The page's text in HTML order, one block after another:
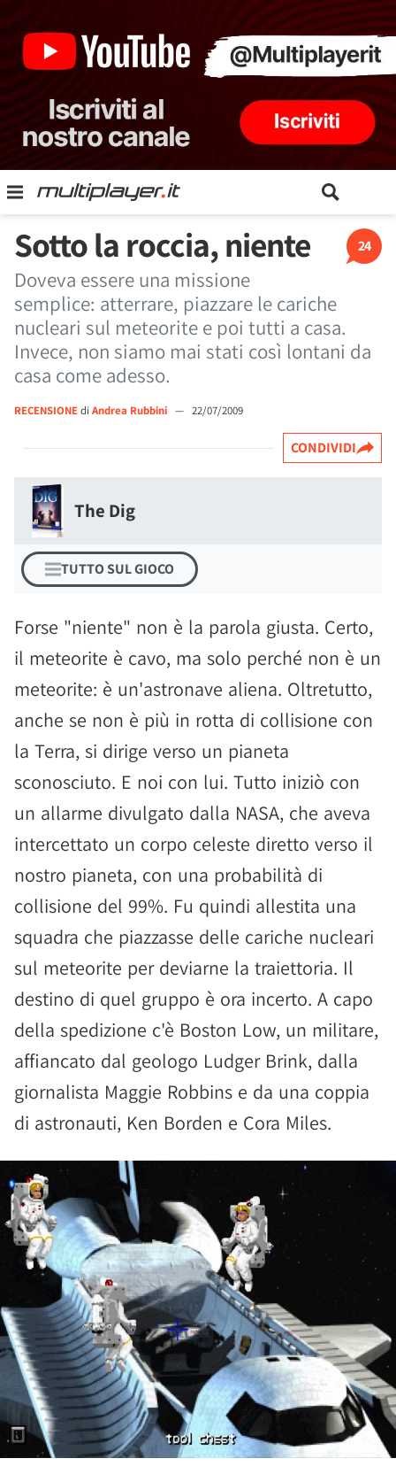
24
Sotto la roccia, niente
Doveva essere una missione
semplice: atterrare, piazzare le cariche
nucleari sul meteorite e poi tutti a casa.
Invece, non siamo mai stati così lontani da
casa come adesso.
RECENSIONEdi Andrea Rubbini — 22/07/2009
CONDIVIDI
The Dig
TUTTO SUL GIOCO
Forse "niente" non è la parola giusta. Certo,
il meteorite è cavo, ma solo perché non è un
meteorite: è un'astronave aliena. Oltretutto,
anche se non è più in rotta di collisione con
la Terra, si dirige verso un pianeta
sconosciuto. E noi con lui. Tutto iniziò con
un allarme divulgato dalla NASA, che aveva
intercettato un corpo celeste diretto verso il
nostro pianeta, con una probabilità di
collisione del 99%. Fu quindi allestita una
squadra che piazzasse delle cariche nucleari
sul meteorite per deviarne la traiettoria. Il
destino di quel gruppo è ora incerto. A capo
della spedizione c'è Boston Low, un militare,
affiancato dal geologo Ludger Brink, dalla
giornalista Maggie Robbins e da una coppia
di astronauti, Ken Borden e Cora Miles.